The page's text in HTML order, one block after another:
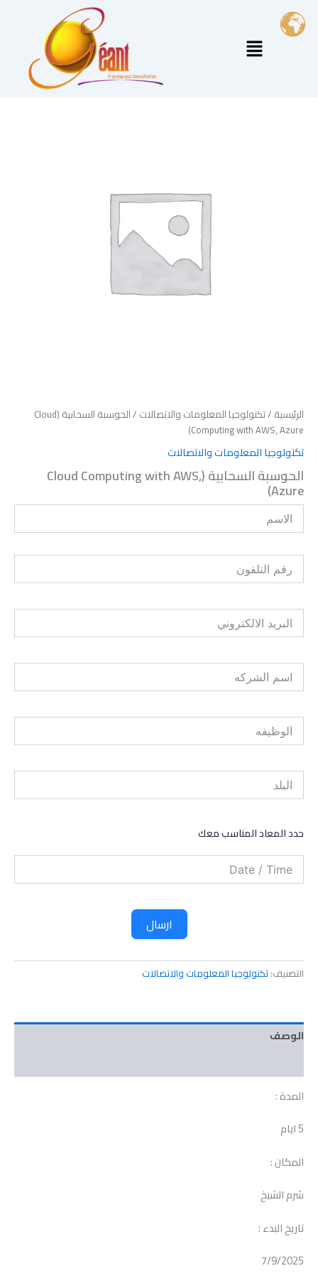
تخطي
المحتوى
القائمة
الرئيسية /تكنولوجيا المعلومات والاتصالات
/ الحوسبة السحابية (Cloud
Computing with AWS, Azure)
تكنولوجيا المعلومات والاتصالات
الحوسبة السحابية (Cloud Computing with AWS,
Azure)
حدد المعاد المناسب معك
ارسال
التصنيف:تكنولوجيا المعلومات والاتصالات
الوصف
المدة :
5 ايام
المكان :
شرم الشيخ
تاريخ البدء :
7/9/2025